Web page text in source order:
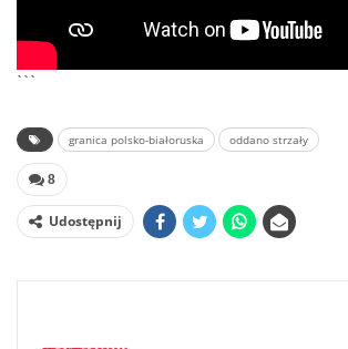
```
granica polsko-białoruska oddano strzały
8
Udostępnij